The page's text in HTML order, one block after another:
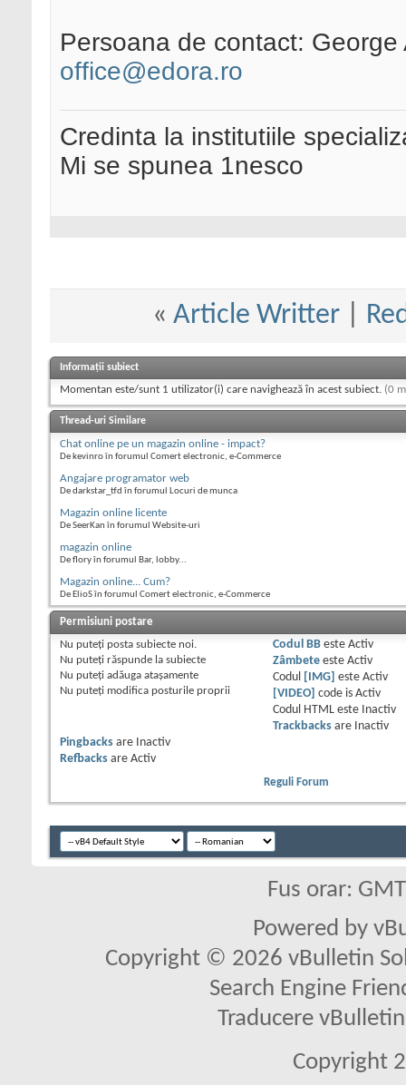
Persoana de contact:
office@edora.ro
Credinta la institutiile
Mi se spunea 1nesco
« Article Writter|
Informații subiect
Momentan este/sunt 1 utilizator(i) care navighează în acest subiect. (0
Thread-uri Similare
Chat online pe un magazin online - impact?
De kevinro în forumul Comert electronic, e-Commerce
Angajare programator web
De darkstar_tfd în forumul Locuri de munca
Magazin online licente
De SeerKan în forumul Website-uri
magazin online
De flory în forumul Bar, lobby...
Magazin online... Cum?
De ElioS în forumul Comert electronic, e-Commerce
Permisiuni postare
Nu puteţi posta subiecte noi.
Nu puteţi răspunde la subiecte
Nu puteţi adăuga ataşamente
Nu puteţi modifica posturile proprii
Codul BBeste Activ
Zâmbeteeste Activ
Codul
[IMG] este Activ
[VIDEO]
code is Activ
Codul HTML este
Inactiv
Trackbacksare
Inactiv
Pingbacks are
Inactiv
Refbacks are Activ
Reguli Forum
Fus orar:
Powered by
Copyright © 2026 vBulletin
Search Engine
Traducere
Copyright